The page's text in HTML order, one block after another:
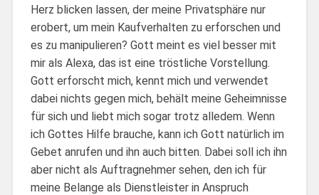
Herz blicken lassen, der meine Privatsphäre nur
erobert, um mein Kaufverhalten zu erforschen und
es zu manipulieren? Gott meint es viel besser mit
mir als Alexa, das ist eine tröstliche Vorstellung.
Gott erforscht mich, kennt mich und verwendet
dabei nichts gegen mich, behält meine Geheimnisse
für sich und liebt mich sogar trotz alledem. Wenn
ich Gottes Hilfe brauche, kann ich Gott natürlich im
Gebet anrufen und ihn auch bitten. Dabei soll ich ihn
aber nicht als Auftragnehmer sehen, den ich für
meine Belange als Dienstleister in Anspruch